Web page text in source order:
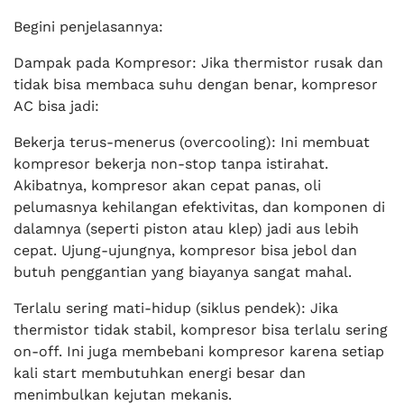
Begini penjelasannya:
Dampak pada Kompresor: Jika thermistor rusak dan
tidak bisa membaca suhu dengan benar, kompresor
AC bisa jadi:
Bekerja terus-menerus (overcooling): Ini membuat
kompresor bekerja non-stop tanpa istirahat.
Akibatnya, kompresor akan cepat panas, oli
pelumasnya kehilangan efektivitas, dan komponen di
dalamnya (seperti piston atau klep) jadi aus lebih
cepat. Ujung-ujungnya, kompresor bisa jebol dan
butuh penggantian yang biayanya sangat mahal.
Terlalu sering mati-hidup (siklus pendek): Jika
thermistor tidak stabil, kompresor bisa terlalu sering
on-off. Ini juga membebani kompresor karena setiap
kali start membutuhkan energi besar dan
menimbulkan kejutan mekanis.